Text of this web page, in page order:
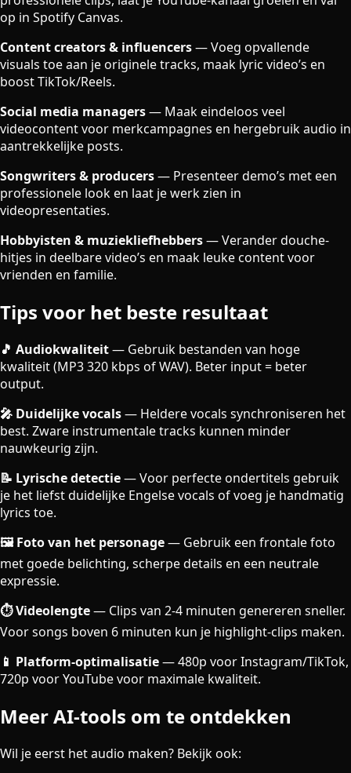
op in Spotify Canvas.
Content creators & influencers—Voeg opvallende
visuals toe aan je originele tracks, maak lyric video’s en
boost TikTok/Reels.
Social media managers— Maak eindeloos veel
videocontent voor merkcampagnes en hergebruik audio in
aantrekkelijke posts.
Songwriters & producers— Presenteer demo’s met een
professionele look en laat je werk zien in
videopresentaties.
Hobbyisten & muziekliefhebbers—Verander douche-
hitjes in deelbare video’s en maak leuke content voor
vrienden en familie.
Tips voor het beste resultaat
🎵 Audiokwaliteit— Gebruik bestanden van hoge
kwaliteit (MP3 320 kbps of WAV). Beter input = beter
output.
🎤 Duidelijke vocals— Heldere vocals synchroniseren het
best. Zware instrumentale tracks kunnen minder
nauwkeurig zijn.
📝 Lyrische detectie—Voor perfecte ondertitels gebruik
je het liefst duidelijke Engelse vocals of voeg je handmatig
lyrics toe.
🖼️ Foto van het personage— Gebruik een frontale foto
met goede belichting, scherpe details en een neutrale
expressie.
⏱️ Videolengte— Clips van 2-4 minuten genereren sneller.
Voor songs boven 6 minuten kun je highlight-clips maken.
📱 Platform-optimalisatie—480p voor Instagram/TikTok,
720p voor YouTube voor maximale kwaliteit.
Meer AI-tools om te ontdekken
Wil je eerst het audio maken? Bekijk ook: